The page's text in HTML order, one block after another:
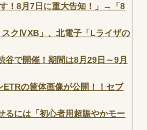
！8月7日に重大告知！」→「8
クⅣXB」、北電子「Lライザの
谷で開催！期間は8月29日～9月
の筐体画像が公開！！セブ
るには「初心者用超賑やかモー